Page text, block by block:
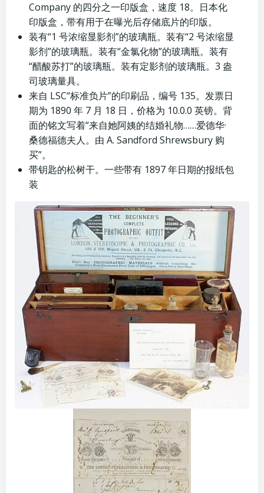
Company 的四分之一印版盒，速度 18。日本化
印版盒，带有用于在曝光后存储底片的印版。
装有“1 号浓缩显影剂”的玻璃瓶。装有“2 号浓缩显
影剂”的玻璃瓶。装有“金氯化物”的玻璃瓶。装有
“醋酸苏打”的玻璃瓶。装有定影剂的玻璃瓶。3 盎
司玻璃量具。
来自 LSC“标准负片”的印刷品，编号 135。发票日
期为 1890 年 7 月 18 日，价格为 10.0.0 英镑。背
面的铭文写着“来自她阿姨的结婚礼物……爱德华·
桑德福德夫人。由 A. Sandford Shrewsbury 购
买”。
带钥匙的松树干。一些带有 1897 年日期的报纸包
装